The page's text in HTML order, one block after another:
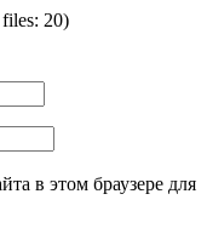
20)
в этом браузере для